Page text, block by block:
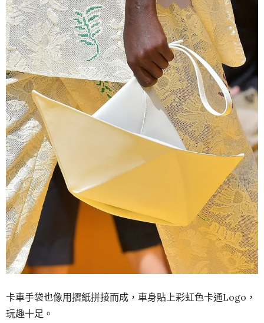
卡車手袋也像用摺紙拼接而成，車身貼上彩虹色卡通Logo，
玩趣十足。